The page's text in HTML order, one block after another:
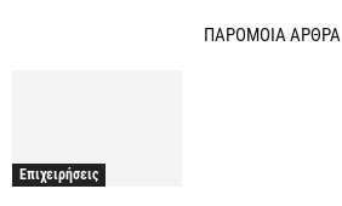
ΠΑΡΟΜΟΙΑ ΑΡΘΡΑ
Επιχειρήσεις